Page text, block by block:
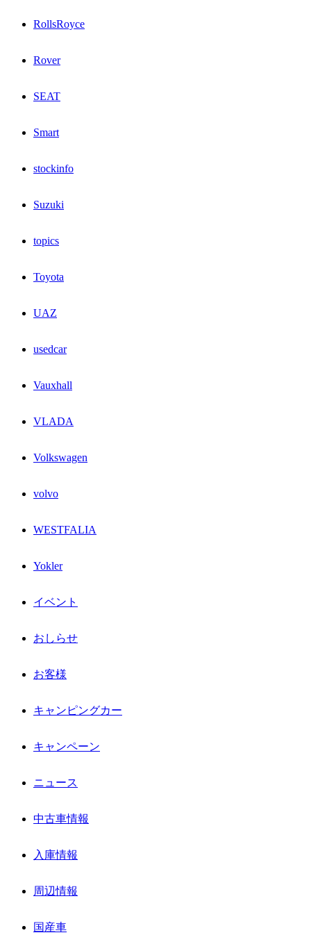
RollsRoyce
Rover
SEAT
Smart
stockinfo
Suzuki
topics
Toyota
UAZ
usedcar
Vauxhall
VLADA
Volkswagen
volvo
WESTFALIA
Yokler
イベント
おしらせ
お客様
キャンピングカー
キャンペーン
ニュース
中古車情報
入庫情報
周辺情報
国産車